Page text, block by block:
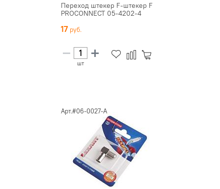
Переход штекер F-штекер F
PROCONNECT 05-4202-4
17
шт
Арт.#06-0027-A